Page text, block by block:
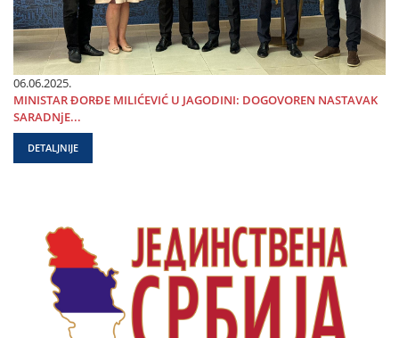
06.06.2025.
MINISTAR ĐORĐE MILIĆEVIĆ U ЈAGODINI: DOGOVOREN NASTAVAK
SARADNjE...
DETALJNIJE